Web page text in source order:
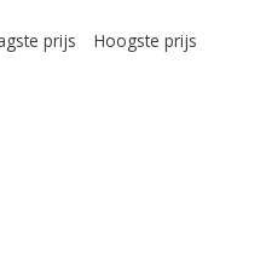
prijs Hoogste prijs